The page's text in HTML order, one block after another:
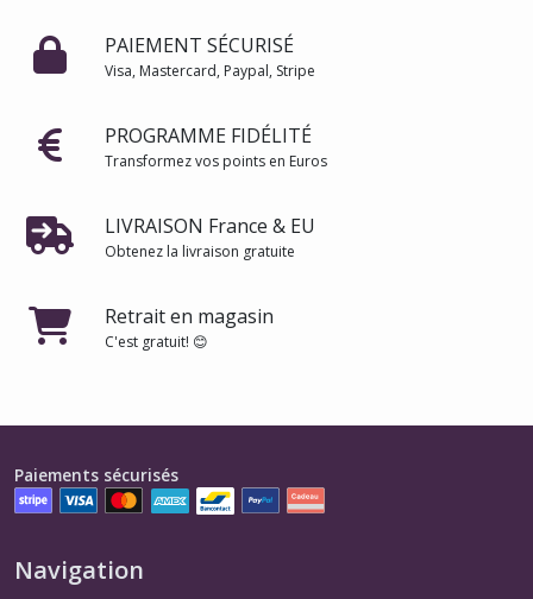
PAIEMENT SÉCURISÉ
Visa, Mastercard, Paypal, Stripe
PROGRAMME FIDÉLITÉ
Transformez vos points en Euros
LIVRAISON France & EU
Obtenez la livraison gratuite
Retrait en magasin
C'est gratuit! 😊
Paiements sécurisés
Navigation